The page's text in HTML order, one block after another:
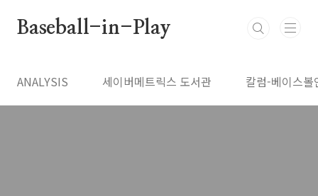
Baseball-in-Play
ANALYSIS 세이버메트릭스 도서관 칼럼-베이스볼